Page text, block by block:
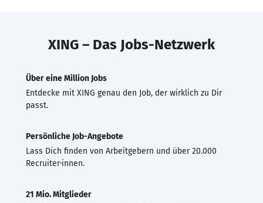
XING – Das Jobs-Netzwerk
Über eine Million Jobs
Entdecke mit XING genau den Job, der wirklich zu Dir
passt.
Persönliche Job-Angebote
Lass Dich finden von Arbeitgebern und über 20.000
Recruiter·innen.
21 Mio. Mitglieder